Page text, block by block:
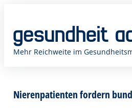
springen
Mehr Reichweite im
Nierenpatienten fordern